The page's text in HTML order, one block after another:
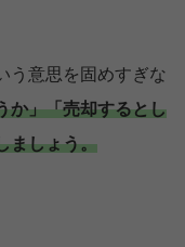
う意思を固めすぎな
か」「売却するとし
ましょう。